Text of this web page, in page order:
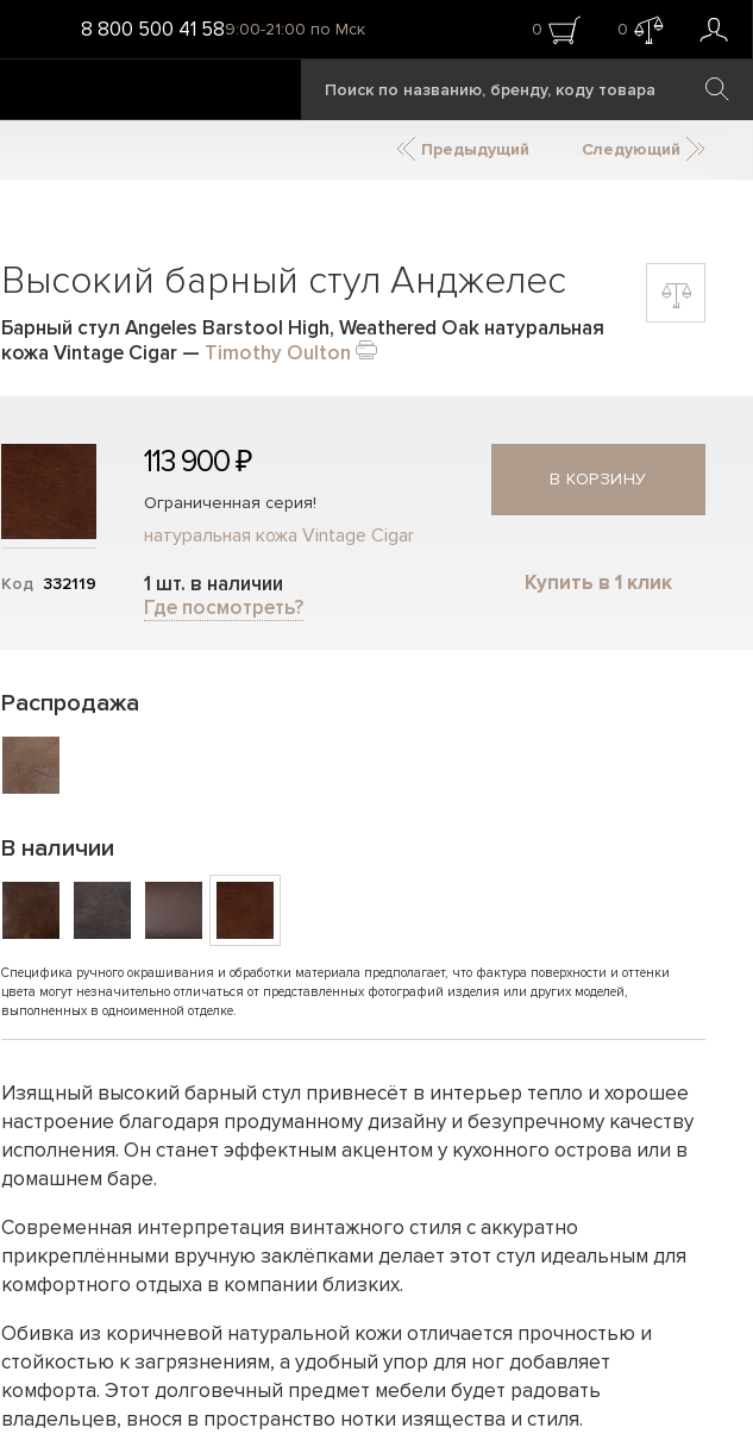
8 800 500 41 589:00-21:00 по Мск 0 0
Предыдущий Следующий
Высокий барный стул Анджелес
Барный стул Angeles Barstool High, Weathered Oak натуральная
кожа Vintage Cigar — Timothy Oulton
Код 332119
113 900 ₽
Ограниченная серия!
натуральная кожа Vintage Cigar
1 шт. в наличии
Где посмотреть?
В КОРЗИНУ
Купить в 1 клик
Распродажа
В наличии
Специфика ручного окрашивания и обработки материала предполагает, что фактура поверхности и оттенки
цвета могут незначительно отличаться от представленных фотографий изделия или других моделей,
выполненных в одноименной отделке.
Изящный высокий барный стул привнесёт в интерьер тепло и хорошее
настроение благодаря продуманному дизайну и безупречному качеству
исполнения. Он станет эффектным акцентом у кухонного острова или в
домашнем баре.
Современная интерпретация винтажного стиля с аккуратно
прикреплёнными вручную заклёпками делает этот стул идеальным для
комфортного отдыха в компании близких.
Обивка из коричневой натуральной кожи отличается прочностью и
стойкостью к загрязнениям, а удобный упор для ног добавляет
комфорта. Этот долговечный предмет мебели будет радовать
владельцев, внося в пространство нотки изящества и стиля.